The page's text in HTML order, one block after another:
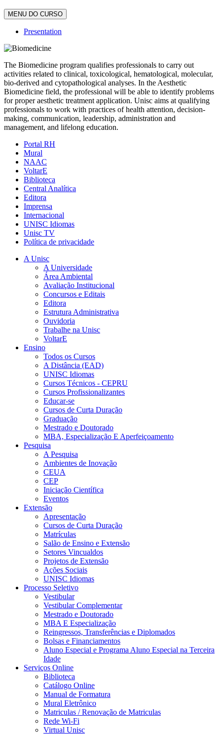
MENU DO CURSO
Presentation
The Biomedicine program qualifies professionals to carry out
activities related to clinical, toxicological, hematological, molecular,
bio-derived and cytopathological analyses. In the Aesthetic
Biomedicine field, the professional will be able to identify problems
for proper aesthetic treatment application. Unisc aims at qualifying
professionals to work with practices of health attention, decision-
making, communication, leadership, administration and
management, and lifelong education.
Portal RH
Mural
NAAC
VoltarE
Biblioteca
Central Analítica
Editora
Imprensa
Internacional
UNISC Idiomas
Unisc TV
Política de privacidade
A Unisc
A Universidade
Área Ambiental
Avaliação Institucional
Concursos e Editais
Editora
Estrutura Administrativa
Ouvidoria
Trabalhe na Unisc
VoltarE
Ensino
Todos os Cursos
A Distância (EAD)
UNISC Idiomas
Cursos Técnicos - CEPRU
Cursos Profissionalizantes
Educar-se
Cursos de Curta Duração
Graduação
Mestrado e Doutorado
MBA, Especialização E Aperfeiçoamento
Pesquisa
A Pesquisa
Ambientes de Inovação
CEUA
CEP
Iniciação Científica
Eventos
Extensão
Apresentação
Cursos de Curta Duração
Matrículas
Salão de Ensino e Extensão
Setores Vincualdos
Projetos de Extensão
Ações Sociais
UNISC Idiomas
Processo Seletivo
Vestibular
Vestibular Complementar
Mestrado e Doutorado
MBA E Especialização
Reingressos, Transferências e Diplomados
Bolsas e Financiamentos
Aluno Especial e Programa Aluno Especial na Terceira
Idade
Serviços Online
Biblioteca
Catálogo Online
Manual de Formatura
Mural Eletrônico
Matriculas / Renovação de Matriculas
Rede Wi-Fi
Virtual Unisc